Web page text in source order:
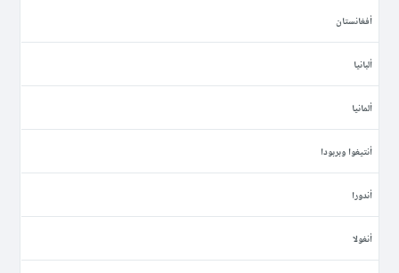
أفغانستان
ألبانيا
ألمانيا
أنتيغوا وبربودا
أندورا
أنغولا